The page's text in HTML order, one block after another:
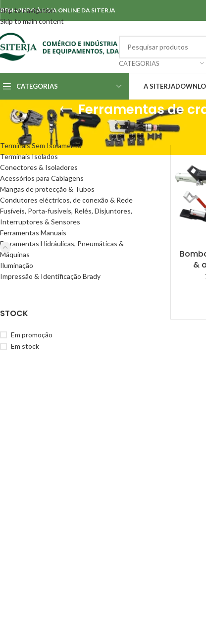
Skip to navigation
Skip to main content
BEM-VINDO À LOJA ONLINE DA SITERJA
CATEGORIAS
CATEGORIAS A SITERJA
Ferramentas de
CATEGORIAS
Terminais Sem Isolamento
Terminais Isolados
Conectores & Isoladores
Acessórios para Cablagens
Mangas de protecção & Tubos
Condutores eléctricos, de conexão & Rede
Fusíveis, Porta-fusíveis, Relés, Disjuntores,
Interruptores & Sensores
Ferramentas Manuais
Ferramentas Hidráulicas, Pneumáticas &
Máquinas
Iluminação
Impressão & Identificação Brady
STOCK
Em promoção
Em stock
Início
&